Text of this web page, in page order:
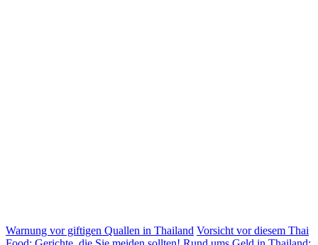
Warnung vor giftigen Quallen in Thailand Vorsicht vor diesem Thai